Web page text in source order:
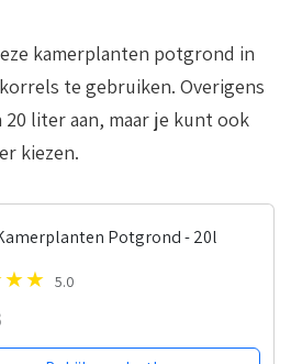
kamerplanten potgrond in
te gebruiken. Overigens
20 liter aan, maar je kunt ook
kiezen.
Potgrond - 20l
5.0